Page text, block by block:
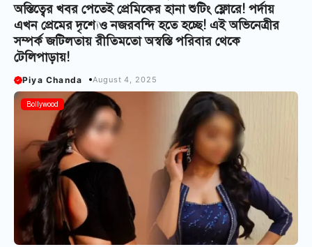
অস্তিত্বের খবর পেতেই প্রেমিকের হানা শুটিং ফ্লোরে! পর্দায়
এখন প্রেমের দৃশ্যেও নজরবন্দি হতে হচ্ছে! এই অভিনেত্রীর
সম্পর্ক জটিলতায় রীতিমতো অস্বস্তি পরিবার থেকে
টেলিপাড়ায়!
Piya Chanda August 4, 2025
Bollywood